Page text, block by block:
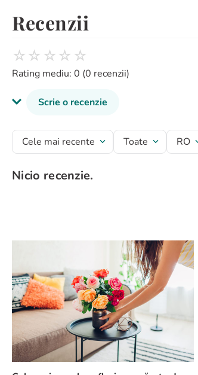
Recenzii
☆☆ ☆☆ ☆
Rating mediu: 0 (0 recenzii)
Scrie o recenzie
Titlu recenzie
Evaluează produsul cu un rating între 1 și 5
Adresă de e-mail
Scrie o recenzie
Cele mai recente Toate RO
Nicio recenzie.